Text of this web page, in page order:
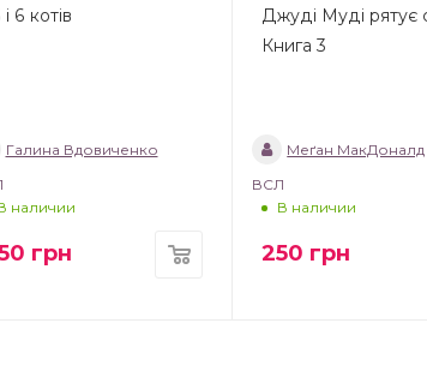
6 котів
Галина Вдовиченко
наличии
грн
Джуді Муді рятує
Книга 3
Меґан МакДоналд
ВСЛ
В наличии
250 грн